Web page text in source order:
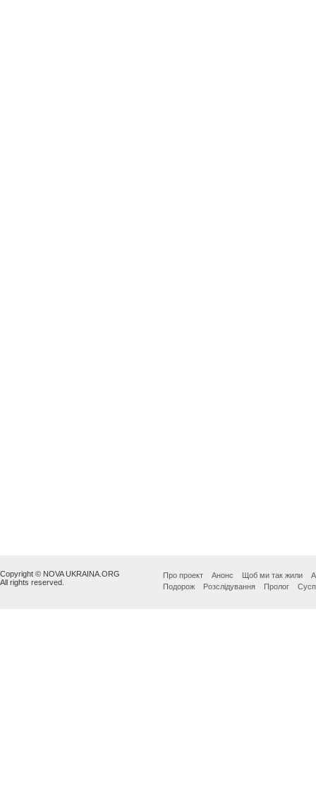
Copyright © NOVA UKRAINA.ORG
All rights reserved.
Про проект Анонс Щоб ми так жили
Подорож
Розслідування Пролог